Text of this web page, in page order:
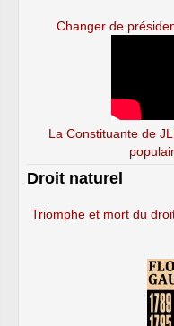
Changer de
La Constituante de
Droit naturel
Triomphe et mort du